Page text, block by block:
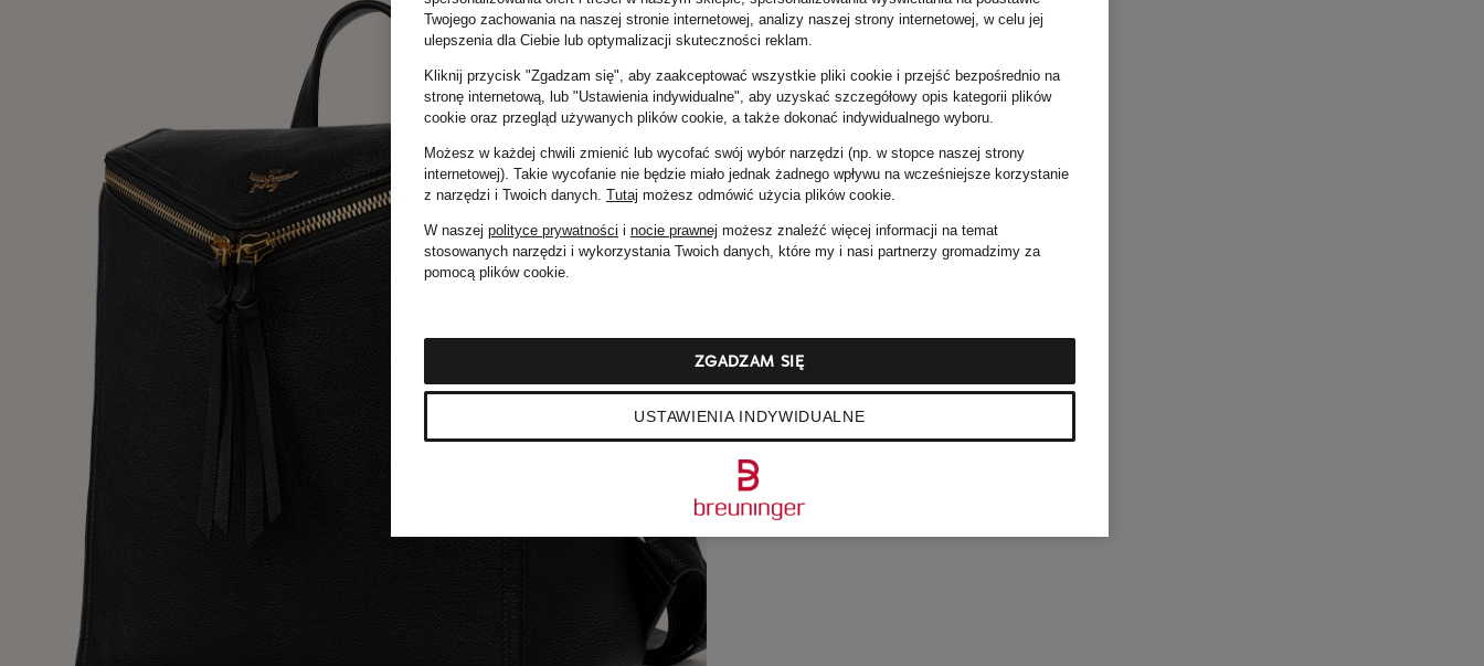
Twojego zachowania na naszej stronie internetowej, analizy naszej strony internetowej, w celu jej
ulepszenia dla Ciebie lub optymalizacji skuteczności reklam.
Kliknij przycisk "Zgadzam się", aby zaakceptować wszystkie pliki cookie i przejść bezpośrednio na
stronę internetową, lub "Ustawienia indywidualne", aby uzyskać szczegółowy opis kategorii plików
cookie oraz przegląd używanych plików cookie, a także dokonać indywidualnego wyboru.
Możesz w każdej chwili zmienić lub wycofać swój wybór narzędzi (np. w stopce naszej strony
internetowej). Takie wycofanie nie będzie miało jednak żadnego wpływu na wcześniejsze korzystanie
z narzędzi i Twoich danych. Tutaj możesz odmówić użycia plików cookie.
W naszej polityce prywatności i nocie prawnej możesz znaleźć więcej informacji na temat
stosowanych narzędzi i wykorzystania Twoich danych, które my i nasi partnerzy gromadzimy za
pomocą plików cookie.
USTAWIENIA INDYWIDUALNE
ZGADZAM SIĘ